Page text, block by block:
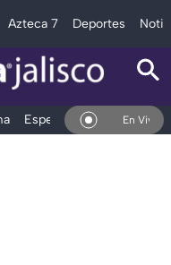
Azteca 7 Deportes
Espectáculos Deportes
En Vivo